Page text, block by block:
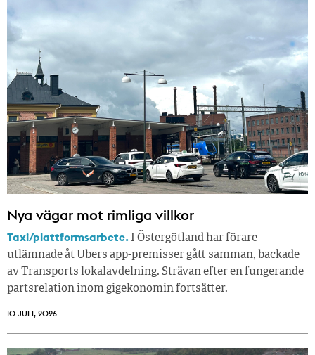
Nya vägar mot rimliga villkor
Taxi/plattformsarbete. I Östergötland har förare
utlämnade åt Ubers app-premisser gått samman, backade
av Transports lokalavdelning. Strävan efter en fungerande
partsrelation inom gigekonomin fortsätter.
10 JULI, 2026